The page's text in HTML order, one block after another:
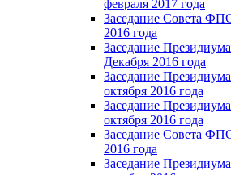
февраля 2017 года
Заседание Совета
2016 года
Заседание
Декабря 2016 года
Заседание
октября 2016 года
Заседание
октября 2016 года
Заседание Совета
2016 года
Заседание